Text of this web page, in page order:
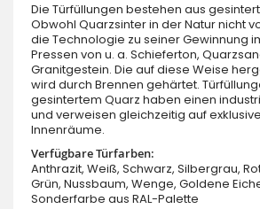
Die Türfüllungen bestehen aus
Obwohl Quarzsinter in der Natur nicht
die Technologie zu seiner Gewinnung
Pressen von u. a. Schieferton,
Granitgestein. Die auf diese Weise
wird durch Brennen gehärtet.
gesintertem Quarz haben einen
und verweisen gleichzeitig auf
Innenräume.
Verfügbare Türfarben:
Anthrazit, Weiß, Schwarz, Silbergrau,
Grün, Nussbaum, Wenge, Goldene
Sonderfarbe aus RAL-Palette